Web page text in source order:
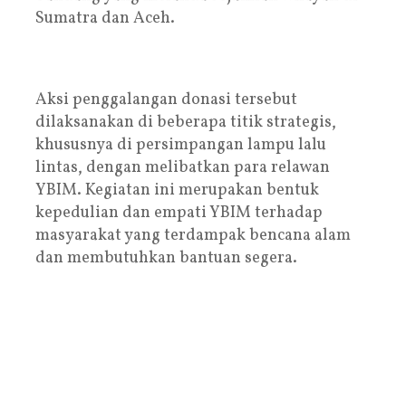
Sumatra dan Aceh.
Aksi penggalangan donasi tersebut
dilaksanakan di beberapa titik strategis,
khususnya di persimpangan lampu lalu
lintas, dengan melibatkan para relawan
YBIM. Kegiatan ini merupakan bentuk
kepedulian dan empati YBIM terhadap
masyarakat yang terdampak bencana alam
dan membutuhkan bantuan segera.